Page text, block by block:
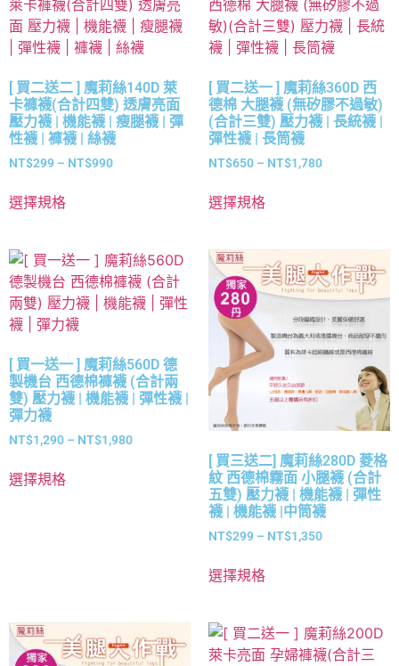
[ 買二送二 ] 魔莉絲140D 萊
卡褲襪(合計四雙) 透膚亮面
壓力襪 | 機能襪 | 瘦腿襪 | 彈
性襪 | 褲襪 | 絲襪
NT$299 – NT$990
選擇規格
[ 買二送一 ] 魔莉絲360D 西
德棉 大腿襪 (無矽膠不過敏)
(合計三雙) 壓力襪 | 長統襪 |
彈性襪 | 長筒襪
NT$650 – NT$1,780
選擇規格
[ 買一送一 ] 魔莉絲560D 德
製機台 西德棉褲襪 (合計兩
雙) 壓力襪 | 機能襪 | 彈性襪 |
彈力襪
NT$1,290 – NT$1,980
選擇規格
[ 買三送二] 魔莉絲280D 菱格
紋 西德棉霧面 小腿襪 (合計
五雙) 壓力襪 | 機能襪 | 彈性
襪 | 機能襪 |中筒襪
NT$299 – NT$1,350
選擇規格